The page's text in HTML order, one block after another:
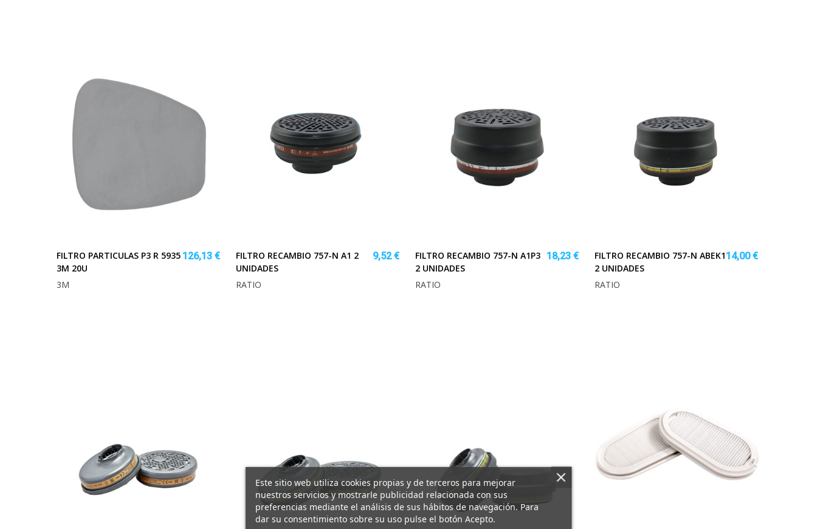
FILTRO PARTICULAS P3 R 5935
3M 20U
126,13 €
3M
FILTRO RECAMBIO 757-N A1 2
UNIDADES
9,52 €
RATIO
FILTRO RECAMBIO 757-N A1P3
2 UNIDADES
18,23 €
RATIO
FILTRO RECAMBIO 757-N ABEK1
2 UNIDADES
14,00 €
RATIO
Este sitio web utiliza cookies propias y de terceros para mejorar
nuestros servicios y mostrarle publicidad relacionada con sus
preferencias mediante el análisis de sus hábitos de navegación. Para
dar su consentimiento sobre su uso pulse el botón Acepto.